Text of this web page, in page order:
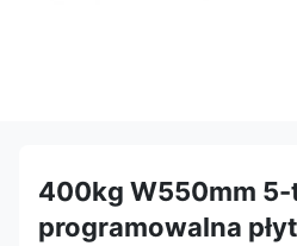
400kg W550mm
programowalna